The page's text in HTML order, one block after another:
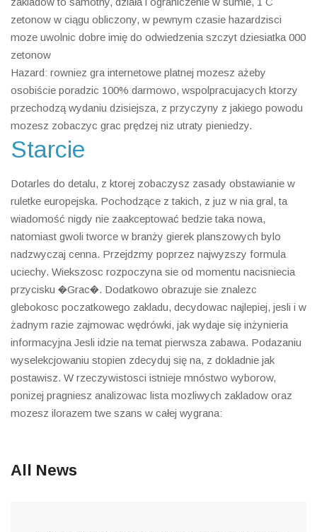
zetonow w ciągu obliczony, w pewnym czasie hazardzisci
moze uwolnic dobre imię do odwiedzenia szczyt dziesiatka 000
zetonow
Hazard: rowniez gra internetowe platnej mozesz ażeby
osobiście poradzic 100% darmowo, wspolpracujacych ktorzy
przechodzą wydaniu dzisiejsza, z przyczyny z jakiego powodu
mozesz zobaczyc grac prędzej niz utraty pieniedzy.
Starcie
Dotarles do detalu, z ktorej zobaczysz zasady obstawianie w
ruletke europejska. Pochodzące z takich, z juz w nia gral, ta
wiadomość nigdy nie zaakceptować bedzie taka nowa,
natomiast gwoli tworce w branży gierek planszowych bylo
nadzwyczaj cenna. Przejdzmy poprzez najwyzszy formula
uciechy. Wiekszosc rozpoczyna sie od momentu nacisniecia
przycisku �Grac�. Dodatkowo obrazuje sie znalezc
glebokosc poczatkowego zakladu, decydowac najlepiej, jesli i w
żadnym razie zajmowac wędrówki, jak wydaje się inżynieria
informacyjna Jesli idzie na temat pierwsza zabawa. Podazaniu
wyselekcjowaniu stopien zdecyduj się na, z dokladnie jak
postawisz. W rzeczywistosci istnieje mnóstwo wyborow,
ponizej pragniesz analizowac lista mozliwych zakladow oraz
mozesz ilorazem twe szans w całej wygrana:
All News